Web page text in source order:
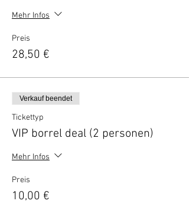
Mehr Infos
Preis
28,50 €
Verkauf beendet
Tickettyp
VIP borrel deal (2 personen)
Mehr Infos
Preis
10,00 €